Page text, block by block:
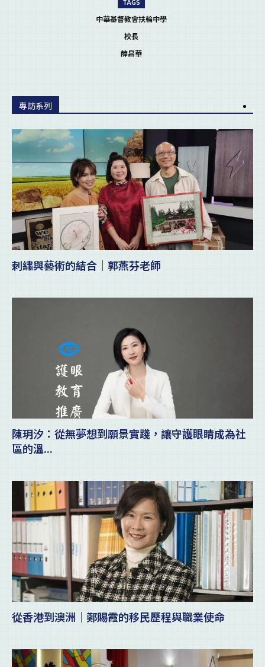
中華基督教會扶輪中學
校長
薛昌華
專訪系列
刺繡與藝術的結合｜郭燕芬老師
陳玥汐：從無夢想到願景實踐，讓守護眼睛成為社
區的溫...
從香港到澳洲｜鄭賜霞的移民歷程與職業使命